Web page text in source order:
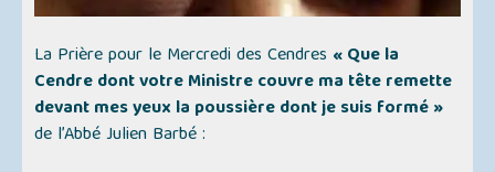
La Prière pour le Mercredi des Cendres « Que la
Cendre dont votre Ministre couvre ma tête remette
devant mes yeux la poussière dont je suis formé »
de l’Abbé Julien Barbé :